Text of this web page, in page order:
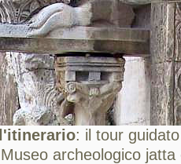
: il tour
archeologico